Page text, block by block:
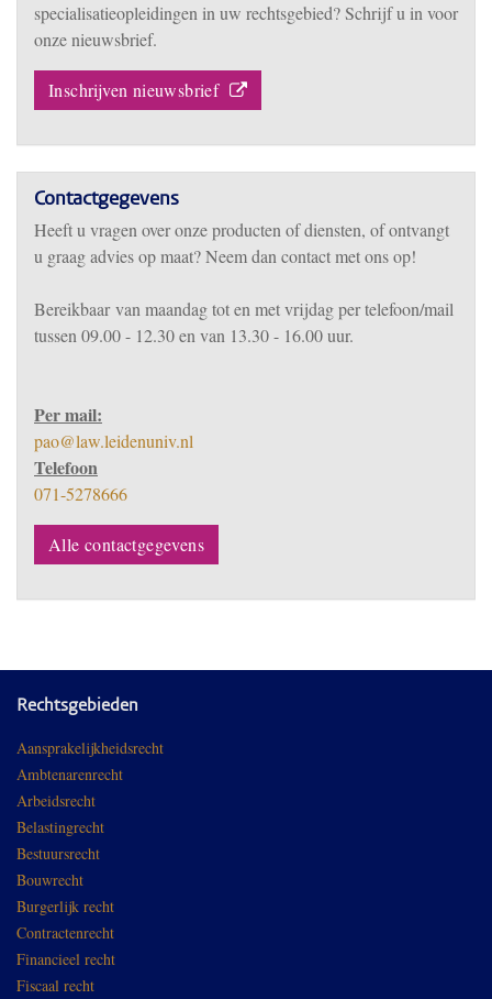
specialisatieopleidingen in uw rechtsgebied? Schrijf u in voor
onze nieuwsbrief.
Inschrijven nieuwsbrief
Contactgegevens
Heeft u vragen over onze producten of diensten, of ontvangt
u graag advies op maat? Neem dan contact met ons op!
Bereikbaarvan maandag tot en met vrijdag per telefoon/mail
tussen 09.00 - 12.30 en van 13.30 - 16.00 uur.
Per mail:
pao@law.leidenuniv.nl
Telefoon
071-5278666
Alle contactgegevens
Rechtsgebieden
Aansprakelijkheidsrecht
Ambtenarenrecht
Arbeidsrecht
Belastingrecht
Bestuursrecht
Bouwrecht
Burgerlijk recht
Contractenrecht
Financieel recht
Fiscaal recht